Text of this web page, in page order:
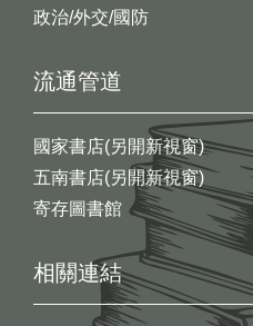
政治/外交/國防
流通管道
國家書店(另開新視窗)
五南書店(另開新視窗)
寄存圖書館
相關連結